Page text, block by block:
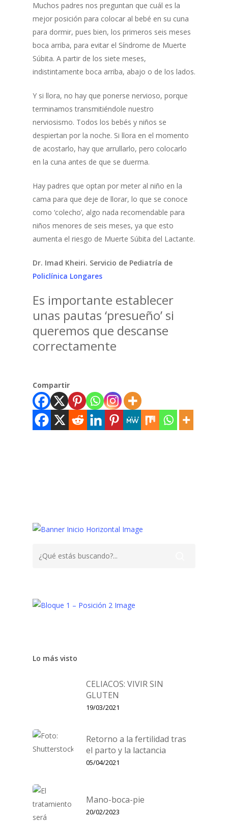
Muchos padres nos preguntan que cuál es la
mejor posición para colocar al bebé en su cuna
para dormir, pues bien, los primeros seis meses
boca arriba, para evitar el Síndrome de Muerte
Súbita. A partir de los siete meses,
indistintamente boca arriba, abajo o de los lados.
Y si llora, no hay que ponerse nervioso, porque
terminamos transmitiéndole nuestro
nerviosismo. Todos los bebés y niños se
despiertan por la noche. Si llora en el momento
de acostarlo, hay que arrullarlo, pero colocarlo
en la cuna antes de que se duerma.
Hay padres que optan por meter al niño en la
cama para que deje de llorar, lo que se conoce
como ‘colecho’, algo nada recomendable para
niños menores de seis meses, ya que esto
aumenta el riesgo de Muerte Súbita del Lactante.
Dr. Imad Kheiri. Servicio de Pediatría de
Policlínica Longares
Es importante establecer
unas pautas ‘presueño’ si
queremos que descanse
correctamente
Compartir
Lo más visto
CELIACOS: VIVIR SIN
GLUTEN
19/03/2021
Retorno a la fertilidad tras
el parto y la lactancia
05/04/2021
Mano-boca-pie
20/02/2023